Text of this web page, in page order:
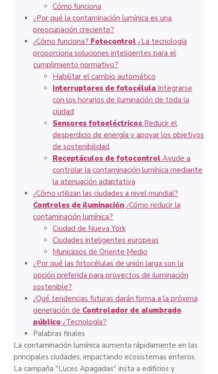
Cómo funciona
¿Por qué la contaminación lumínica es una
preocupación creciente?
¿Cómo funciona? Fotocontrol ¿La tecnología
proporciona soluciones inteligentes para el
cumplimiento normativo?
Habilitar el cambio automático
Interruptores de fotocélula Integrarse
con los horarios de iluminación de toda la
ciudad
Sensores fotoeléctricos Reducir el
desperdicio de energía y apoyar los objetivos
de sostenibilidad
Receptáculos de fotocontrol Ayude a
controlar la contaminación lumínica mediante
la atenuación adaptativa
¿Cómo utilizan las ciudades a nivel mundial?
Controles de iluminación ¿Cómo reducir la
contaminación lumínica?
Ciudad de Nueva York
Ciudades inteligentes europeas
Municipios de Oriente Medio
¿Por qué las fotocélulas de unión larga son la
opción preferida para proyectos de iluminación
sostenible?
¿Qué tendencias futuras darán forma a la próxima
generación de Controlador de alumbrado
público ¿Tecnología?
Palabras finales
La contaminación lumínica aumenta rápidamente en las
principales ciudades, impactando ecosistemas enteros.
La campaña "Luces Apagadas" insta a edificios y